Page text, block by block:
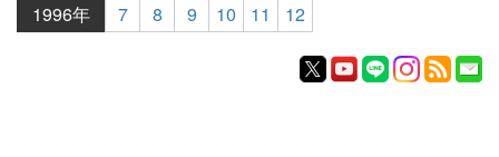
1996年
7 8 9 10 11 12